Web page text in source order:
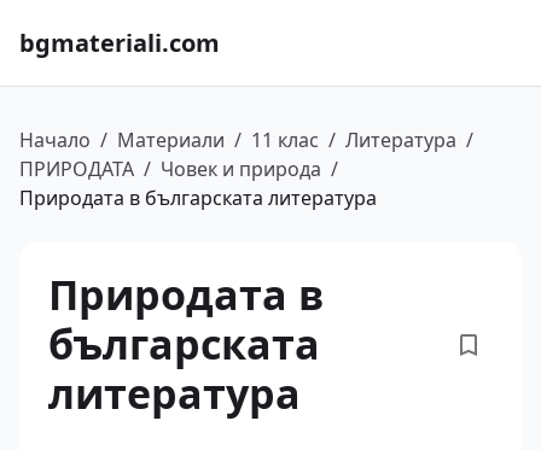
bgmateriali.com
Начало / Материали / 11 клас / Литература /
ПРИРОДАТА / Човек и природа /
Природата в българската литература
Природата в
българската
литература